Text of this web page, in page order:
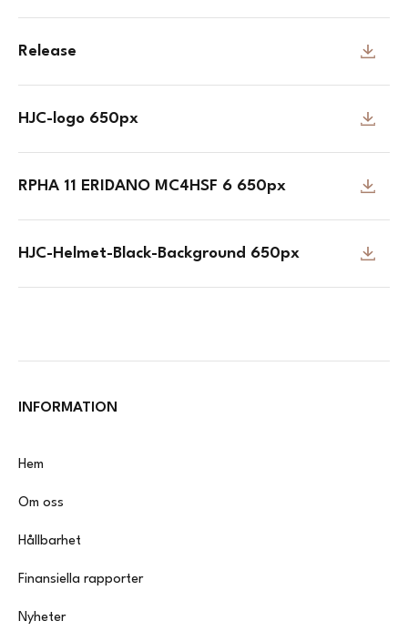
Release
HJC-logo 650px
RPHA 11 ERIDANO MC4HSF 6 650px
HJC-Helmet-Black-Background 650px
INFORMATION
Hem
Om oss
Hållbarhet
Finansiella rapporter
Nyheter